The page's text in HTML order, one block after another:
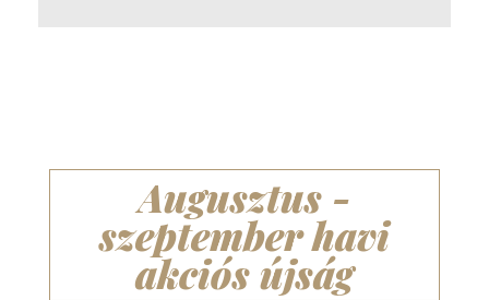
Augusztus -
szeptember havi
akciós újság